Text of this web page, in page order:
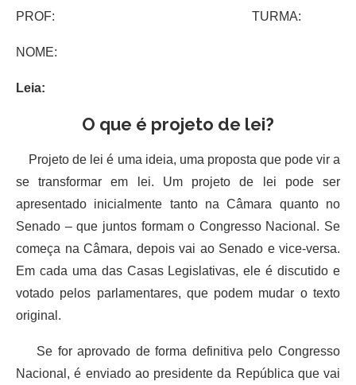
PROF: TURMA:
NOME:
Leia:
O que é projeto de lei?
Projeto de lei é uma ideia, uma proposta que pode vir a
se transformar em lei. Um projeto de lei pode ser
apresentado inicialmente tanto na Câmara quanto no
Senado – que juntos formam o Congresso Nacional. Se
começa na Câmara, depois vai ao Senado e vice-versa.
Em cada uma das Casas Legislativas, ele é discutido e
votado pelos parlamentares, que podem mudar o texto
original.
Se for aprovado de forma definitiva pelo Congresso
Nacional, é enviado ao presidente da República que vai